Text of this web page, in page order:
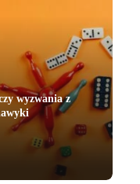
wyzwania z